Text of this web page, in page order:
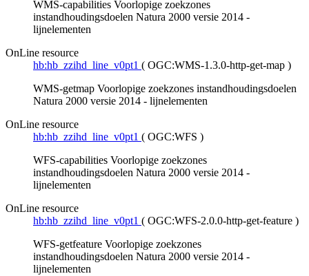
WMS-capabilities Voorlopige zoekzones
instandhoudingsdoelen Natura 2000 versie 2014 -
lijnelementen
OnLine resource
hb:hb_zzihd_line_v0pt1 ( OGC:WMS-1.3.0-http-get-map )
WMS-getmap Voorlopige zoekzones instandhoudingsdoelen
Natura 2000 versie 2014 - lijnelementen
OnLine resource
hb:hb_zzihd_line_v0pt1 ( OGC:WFS )
WFS-capabilities Voorlopige zoekzones
instandhoudingsdoelen Natura 2000 versie 2014 -
lijnelementen
OnLine resource
hb:hb_zzihd_line_v0pt1 ( OGC:WFS-2.0.0-http-get-feature )
WFS-getfeature Voorlopige zoekzones
instandhoudingsdoelen Natura 2000 versie 2014 -
lijnelementen